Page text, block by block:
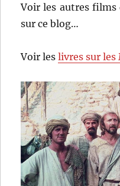
Voir les autres
sur ce blog…
Voir leslivres sur